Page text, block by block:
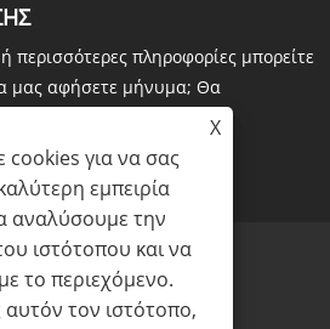
περισσότερες πληροφορίες μπορείτε
μας αφήσετε μήνυμα; Θα
Ευχαριστώ
X
cookies για να σας
εμπειρία
αναλύσουμε την
ιστότοπου και να
το περιεχόμενο.
τον ιστότοπο,